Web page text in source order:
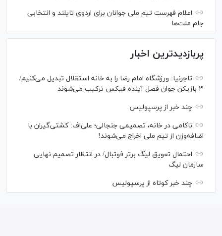
اعلام فهرست تیم ملی جوانان برای اردوی تایلند و انتخابی
جام ملت‌ها
پربازدیدترین اخبار
تاجرنیا: ورزشگاه امام رضا را به خانه استقلال تبدیل می‌کنیم/
۳ بازیکن جوان فصل آینده فیکس ترکیب می‌شوند
چند خبر از پرسپولیس
ناکامی در خانه، تصمیمی جنجالی؛ علی‌اف: کشتی‌گیران با
اضافه‌وزن از تیم ملی اخراج می‌شوند!
احتمال تعویق لیگ برتر فوتبال/ در انتظار تصمیم نهایی
سازمان لیگ
چند خبر کوتاه از پرسپولیس